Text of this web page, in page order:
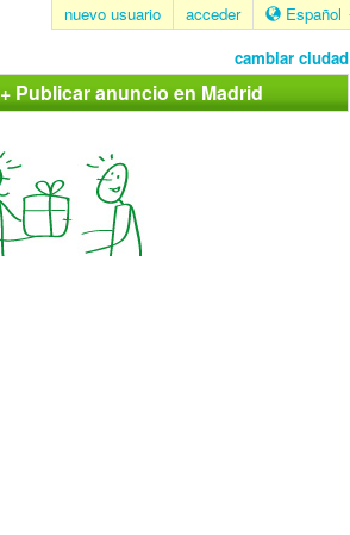
nuevo usuario acceder Español
cambiar ciudad
+ Publicar anuncio en Madrid